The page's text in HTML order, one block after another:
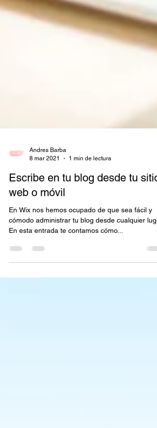
8 mar 2021
1 min de lectura
Escribe en tu blog desde tu sitio
web o móvil
En Wix nos hemos ocupado de que sea fácil y
En esta entrada te contamos cómo...